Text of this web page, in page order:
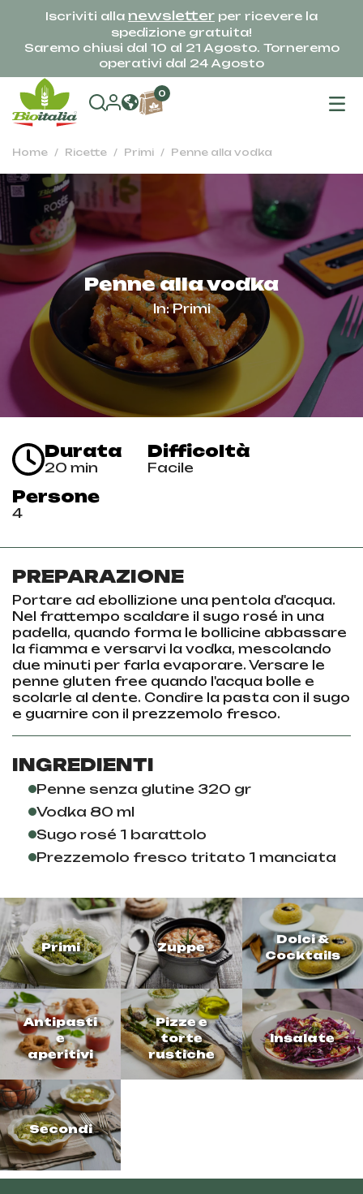
Iscriviti alla newsletter per ricevere la
spedizione gratuita!
Saremo chiusi dal 10 al 21 Agosto. Torneremo
operativi dal 24 Agosto
0
Home Ricette Primi Penne alla vodka
Penne alla vodka
In:Primi
Durata
20 min
Difficoltà
Facile
Persone
4
PREPARAZIONE
Portare ad ebollizione una pentola d'acqua.
Nel frattempo scaldare il sugo rosé in una
padella, quando forma le bollicine abbassare
la fiamma e versarvi la vodka, mescolando
due minuti per farla evaporare. Versare le
penne gluten free quando l'acqua bolle e
scolarle al dente. Condire la pasta con il sugo
e guarnire con il prezzemolo fresco.
INGREDIENTI
Penne senza glutine 320 gr
Vodka 80 ml
Sugo rosé 1 barattolo
Prezzemolo fresco tritato 1 manciata
Primi Zuppe
Dolci &
Cocktails
Antipasti
e
aperitivi
Pizze e
torte
rustiche
Insalate
Secondi